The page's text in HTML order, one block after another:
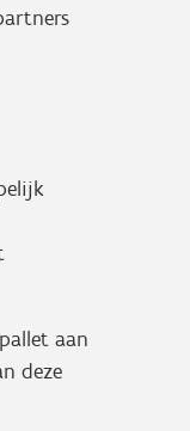
aan
deze